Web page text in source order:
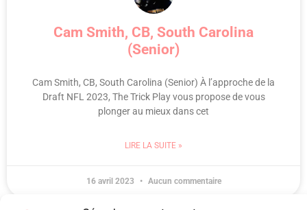
Cam Smith, CB, South Carolina
(Senior)
Cam Smith, CB, South Carolina (Senior) À l’approche de la
Draft NFL 2023, The Trick Play vous propose de vous
plonger au mieux dans cet
LIRE LA SUITE »
16 avril 2023 Aucun commentaire